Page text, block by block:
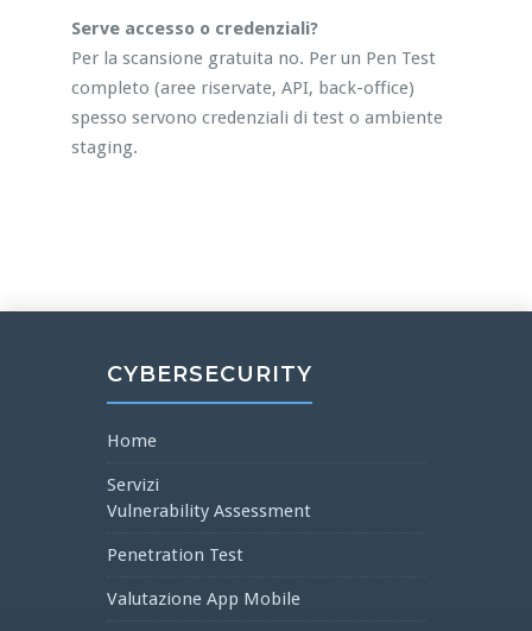
Serve accesso o credenziali?
Per la scansione gratuita no. Per un Pen Test
completo (aree riservate, API, back-office)
spesso servono credenziali di test o ambiente
staging.
CYBERSECURITY
Home
Servizi
Vulnerability Assessment
Penetration Test
Valutazione App Mobile